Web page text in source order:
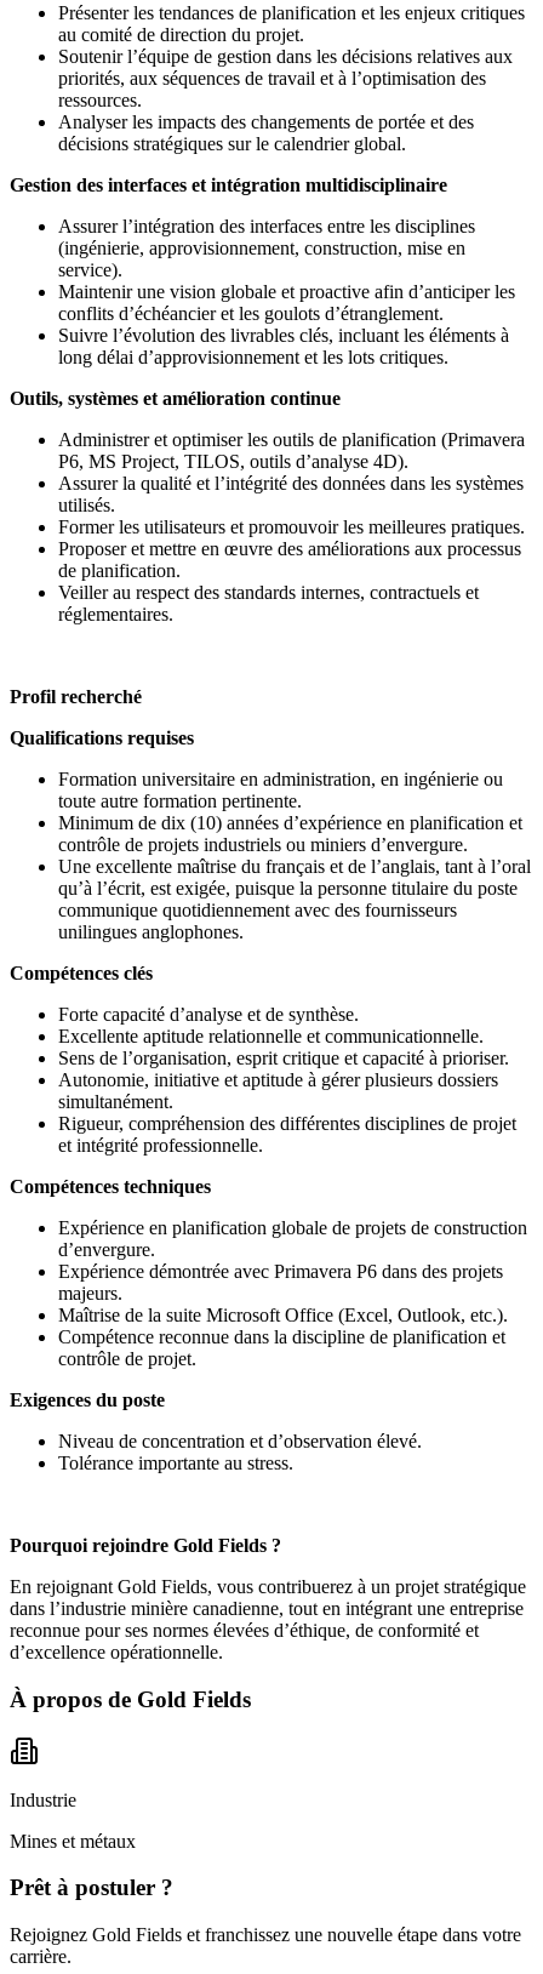
Présenter les tendances de planification et les enjeux critiques
au comité de direction du projet.
Soutenir l’équipe de gestion dans les décisions relatives aux
priorités, aux séquences de travail et à l’optimisation des
ressources.
Analyser les impacts des changements de portée et des
décisions stratégiques sur le calendrier global.
Gestion des interfaces et intégration multidisciplinaire
Assurer l’intégration des interfaces entre les disciplines
(ingénierie, approvisionnement, construction, mise en
service).
Maintenir une vision globale et proactive afin d’anticiper les
conflits d’échéancier et les goulots d’étranglement.
Suivre l’évolution des livrables clés, incluant les éléments à
long délai d’approvisionnement et les lots critiques.
Outils, systèmes et amélioration continue
Administrer et optimiser les outils de planification (Primavera
P6, MS Project, TILOS, outils d’analyse 4D).
Assurer la qualité et l’intégrité des données dans les systèmes
utilisés.
Former les utilisateurs et promouvoir les meilleures pratiques.
Proposer et mettre en œuvre des améliorations aux processus
de planification.
Veiller au respect des standards internes, contractuels et
réglementaires.
Profil recherché
Qualifications requises
Formation universitaire en administration, en ingénierie ou
toute autre formation pertinente.
Minimum de dix (10) années d’expérience en planification et
contrôle de projets industriels ou miniers d’envergure.
Une excellente maîtrise du français et de l’anglais, tant à l’oral
qu’à l’écrit, est exigée, puisque la personne titulaire du poste
communique quotidiennement avec des fournisseurs
unilingues anglophones.
Compétences clés
Forte capacité d’analyse et de synthèse.
Excellente aptitude relationnelle et communicationnelle.
Sens de l’organisation, esprit critique et capacité à prioriser.
Autonomie, initiative et aptitude à gérer plusieurs dossiers
simultanément.
Rigueur, compréhension des différentes disciplines de projet
et intégrité professionnelle.
Compétences techniques
Expérience en planification globale de projets de construction
d’envergure.
Expérience démontrée avec Primavera P6 dans des projets
majeurs.
Maîtrise de la suite Microsoft Office (Excel, Outlook, etc.).
Compétence reconnue dans la discipline de planification et
contrôle de projet.
Exigences du poste
Niveau de concentration et d’observation élevé.
Tolérance importante au stress.
Pourquoi rejoindre Gold Fields ?
En rejoignant Gold Fields, vous contribuerez à un projet stratégique
dans l’industrie minière canadienne, tout en intégrant une entreprise
reconnue pour ses normes élevées d’éthique, de conformité et
d’excellence opérationnelle.
À propos de Gold Fields
Industrie
Mines et métaux
Prêt à postuler ?
Rejoignez Gold Fields et franchissez une nouvelle étape dans votre
carrière.